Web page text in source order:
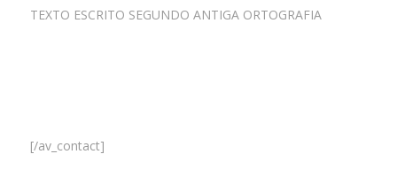
TEXTO ESCRITO SEGUNDO ANTIGA ORTOGRAFIA
[/av_contact]